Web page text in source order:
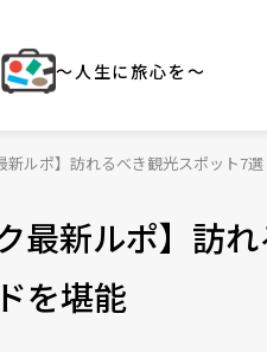
～人生に旅心を～
新ルポ】訪れるべき観光スポット7
最新ルポ】訪
を堪能